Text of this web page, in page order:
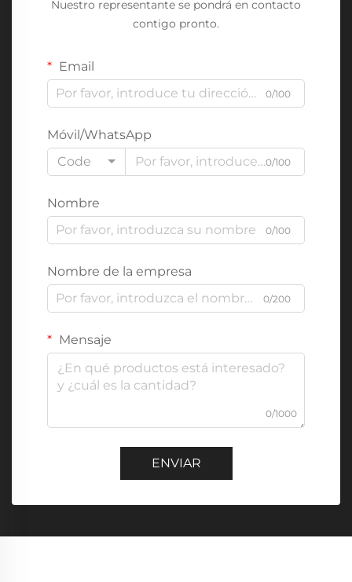
Nuestro representante se pondrá en contacto
contigo pronto.
Email
0/100
Móvil/WhatsApp
Code
0/100
Nombre
0/100
Nombre de la empresa
0/200
Mensaje
0/1000
ENVIAR